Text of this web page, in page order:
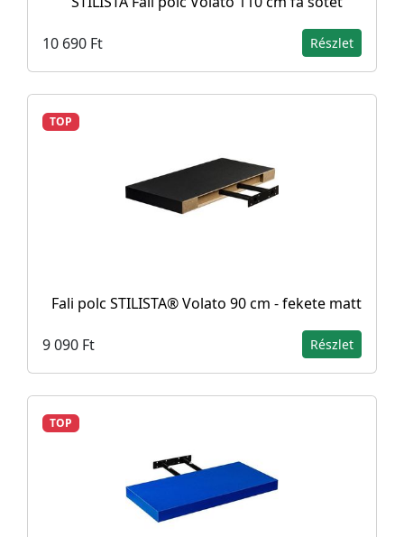
10 690 Ft Részlet
TOP
Fali polc STILISTA® Volato 90 cm - fekete matt
9 090 Ft Részlet
TOP